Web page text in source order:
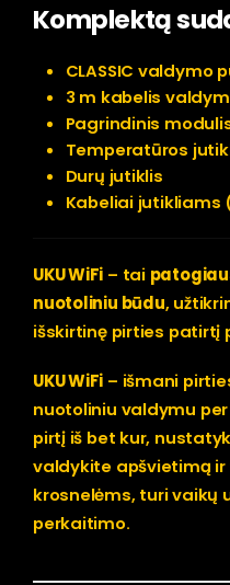
Komplektą
CLASSIC valdymo
3 m kabelis
Pagrindinis
Temperatūros
Durų jutiklis
Kabeliai jutikliams
UKU WiFi – tai
nuotoliniu būdu,
išskirtinę pirties patirtį
UKU WiFi – išmani
nuotoliniu valdymu per
pirtį iš bet kur,
valdykite apšvietimą ir
krosnelėms, turi vaikų
perkaitimo.